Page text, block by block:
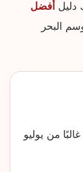
دليل أفضل
البحر
من يوليو